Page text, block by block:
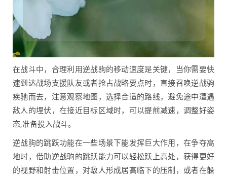
在战斗中，合理利用逆战驹的移动速度是关键，当你需要快
速到达战场支援队友或者抢占战略要点时，直接召唤逆战驹
疾驰而去，注意观察地图，选择合适的路线，避免途中遭遇
敌人的埋伏，在接近目标区域时，可以提前减速，调整好姿
态,准备投入战斗。
逆战驹的跳跃功能在一些场景下能发挥巨大作用，在争夺高
地时，借助逆战驹的跳跃能力可以轻松跃上高处，获得更好
的视野和射击位置，对敌人形成居高临下的压制，或者在躲